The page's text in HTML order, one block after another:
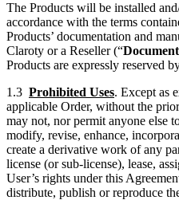
The Products will be installed
accordance with the terms
Products’ documentation and
Claroty or a Reseller (“
Products are expressly reserved
1.3 Prohibited Uses. Except as
applicable Order, without the
may not, nor permit anyone else
modify, revise, enhance,
create a derivative work of any
license (or sub-license), lease,
User’s rights under this
distribute, publish or reproduce